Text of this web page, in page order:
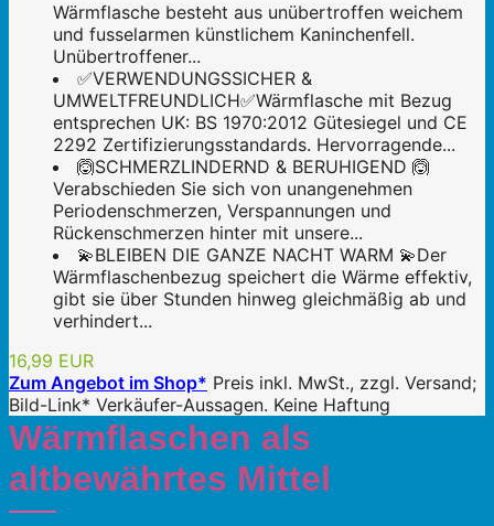
Wärmflasche besteht aus unübertroffen weichem
und fusselarmen künstlichem Kaninchenfell.
Unübertroffener...
✅VERWENDUNGSSICHER &
UMWELTFREUNDLICH✅Wärmflasche mit Bezug
entsprechen UK: BS 1970:2012 Gütesiegel und CE
2292 Zertifizierungsstandards. Hervorragende...
🙆SCHMERZLINDERND & BERUHIGEND 🙆
Verabschieden Sie sich von unangenehmen
Periodenschmerzen, Verspannungen und
Rückenschmerzen hinter mit unsere...
💫BLEIBEN DIE GANZE NACHT WARM 💫Der
Wärmflaschenbezug speichert die Wärme effektiv,
gibt sie über Stunden hinweg gleichmäßig ab und
verhindert...
16,99 EUR
Zum Angebot im Shop* Preis inkl. MwSt., zzgl. Versand;
Bild-Link* Verkäufer-Aussagen. Keine Haftung
Wärmflaschen als
altbewährtes Mittel